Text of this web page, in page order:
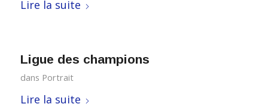
Lire la suite
Ligue des champions
dans Portrait
Lire la suite